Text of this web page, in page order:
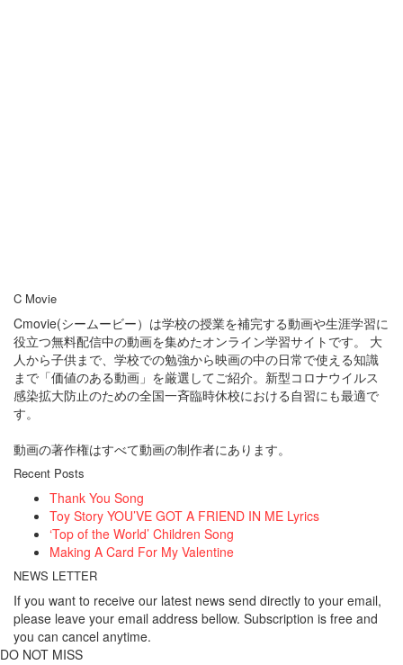
C Movie
Cmovie(シームービー）は学校の授業を補完する動画や生涯学習に
役立つ無料配信中の動画を集めたオンライン学習サイトです。 大
人から子供まで、学校での勉強から映画の中の日常で使える知識
まで「価値のある動画」を厳選してご紹介。新型コロナウイルス
感染拡大防止のための全国一斉臨時休校における自習にも最適で
す。
動画の著作権はすべて動画の制作者にあります。
Recent Posts
Thank You Song
Toy Story YOU’VE GOT A FRIEND IN ME Lyrics
‘Top of the World’ Children Song
Making A Card For My Valentine
NEWS LETTER
If you want to receive our latest news send directly to your email,
please leave your email address bellow. Subscription is free and
you can cancel anytime.
DO NOT MISS